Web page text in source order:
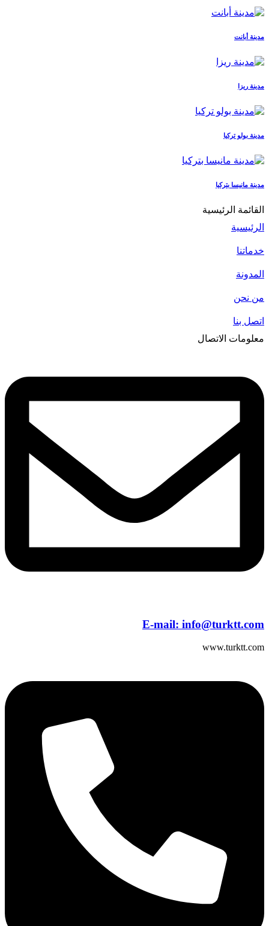
مدينة أبانت
مدينة ريزا
مدينة بولو تركيا
مدينة مانيسا بتركيا
القائمة الرئيسية
الرئيسية
خدماتنا
المدونة
من نحن
اتصل بنا
معلومات الاتصال
E-mail: info@turktt.com
www.turktt.com